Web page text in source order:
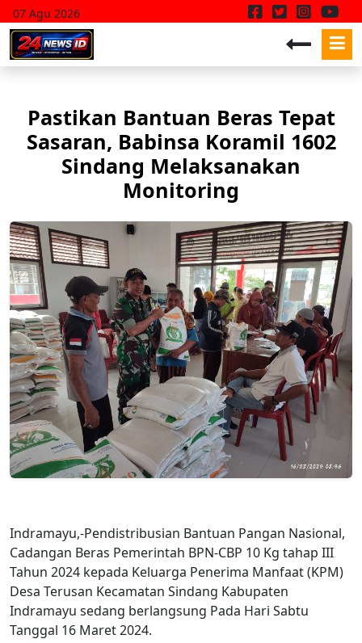
07 Agu 2026
Pastikan Bantuan Beras Tepat
Sasaran, Babinsa Koramil 1602
Sindang Melaksanakan
Monitoring
Indramayu,-Pendistribusian Bantuan Pangan Nasional,
Cadangan Beras Pemerintah BPN-CBP 10 Kg tahap III
Tahun 2024 kepada Keluarga Penerima Manfaat (KPM)
Desa Terusan Kecamatan Sindang Kabupaten
Indramayu sedang berlangsung Pada Hari Sabtu
Tanggal 16 Maret 2024.